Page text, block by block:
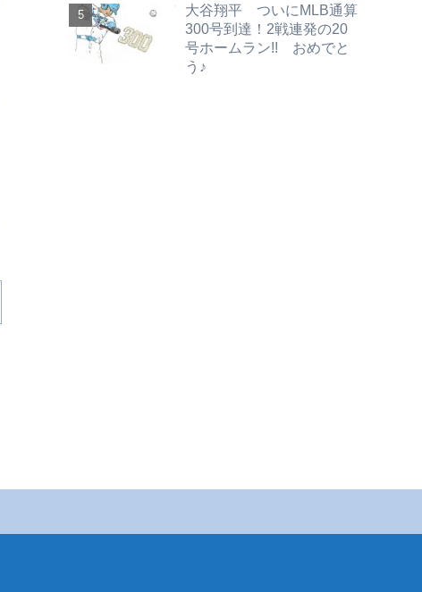
大谷翔平 ついにMLB通算
300号到達！2戦連発の20
号ホームラン!! おめでと
う♪